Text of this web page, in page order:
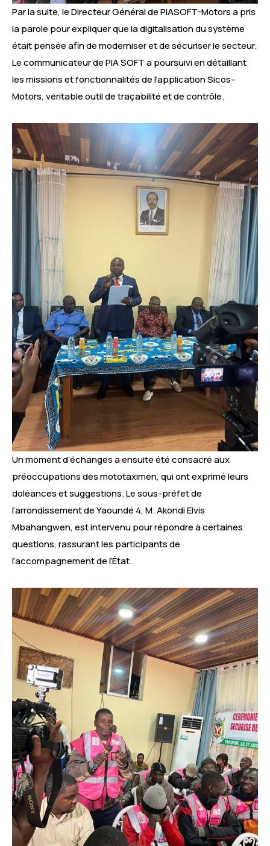
Par la suite, le Directeur Général de PIASOFT-Motors a pris
la parole pour expliquer que la digitalisation du système
était pensée afin de moderniser et de sécuriser le secteur.
Le communicateur de PIA SOFT a poursuivi en détaillant
les missions et fonctionnalités de l’application Sicos-
Motors, véritable outil de traçabilité et de contrôle.
Un moment d’échanges a ensuite été consacré aux
préoccupations des mototaximen, qui ont exprimé leurs
doléances et suggestions. Le sous-préfet de
l’arrondissement de Yaoundé 4, M. Akondi Elvis
Mbahangwen, est intervenu pour répondre à certaines
questions, rassurant les participants de
l’accompagnement de l’État.